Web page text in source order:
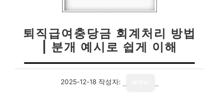
퇴직급여충당금 회계처리 방법
| 분개 예시로 쉽게 이해
2025-12-18 작성자: